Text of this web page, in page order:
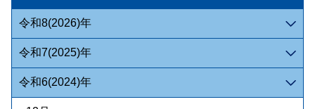
令和8(2026)年
令和7(2025)年
令和6(2024)年